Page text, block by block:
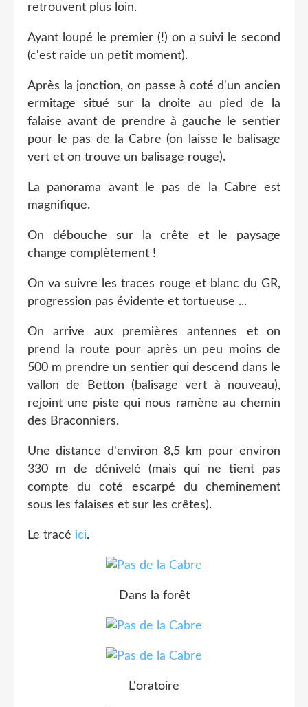
retrouvent plus loin.
Ayant loupé le premier (!) on a suivi le second
(c'est raide un petit moment).
Après la jonction, on passe à coté d'un ancien
ermitage situé sur la droite au pied de la
falaise avant de prendre à gauche le sentier
pour le pas de la Cabre (on laisse le balisage
vert et on trouve un balisage rouge).
La panorama avant le pas de la Cabre est
magnifique.
On débouche sur la crête et le paysage
change complètement !
On va suivre les traces rouge et blanc du GR,
progression pas évidente et tortueuse ...
On arrive aux premières antennes et on
prend la route pour après un peu moins de
500 m prendre un sentier qui descend dans le
vallon de Betton (balisage vert à nouveau),
rejoint une piste qui nous ramène au chemin
des Braconniers.
Une distance d'environ 8,5 km pour environ
330 m de dénivelé (mais qui ne tient pas
compte du coté escarpé du cheminement
sous les falaises et sur les crêtes).
Le tracé ici.
Dans la forêt
L'oratoire